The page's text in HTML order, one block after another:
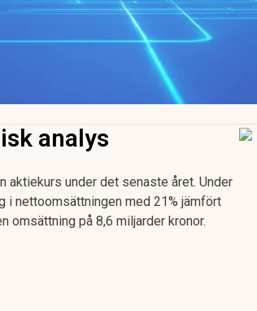
analys
aktiekurs under det senaste året. Under
i nettoomsättningen med 21% jämfört
omsättning på 8,6 miljarder kronor.